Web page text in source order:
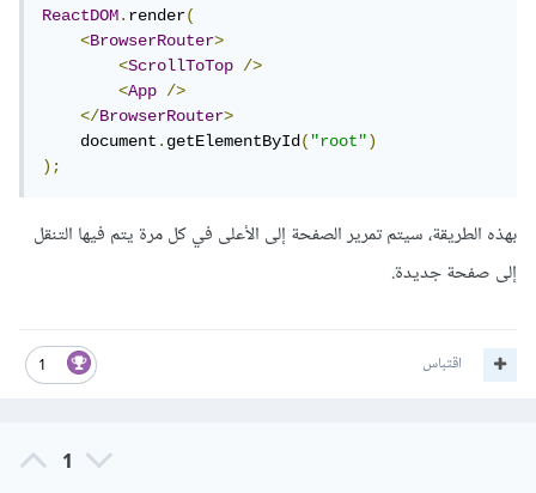
ReactDOM.render(
<BrowserRouter>
<ScrollToTop
/>
<App
/>
</BrowserRouter>
document.getElementById("root")
);
بهذه الطريقة، سيتم تمرير الصفحة إلى الأعلى في كل مرة يتم فيها التنقل
إلى صفحة جديدة.
1 اقتباس
1